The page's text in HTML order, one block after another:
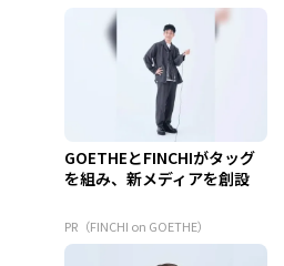
GOETHEとFINCHIがタッグ
を組み、新メディアを創設
PR（FINCHI on GOETHE）